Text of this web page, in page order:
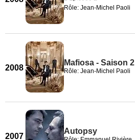
Rôle: Jean-Michel Paoli
2008
Mafiosa - Saison 2
Rôle: Jean-Michel Paoli
2007
Autopsy